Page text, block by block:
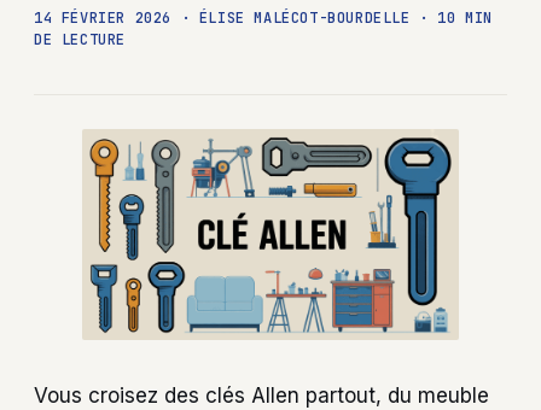
14 FÉVRIER 2026 · ÉLISE MALÉCOT-BOURDELLE ·
10 MIN
DE LECTURE
Vous croisez des clés Allen partout, du meuble